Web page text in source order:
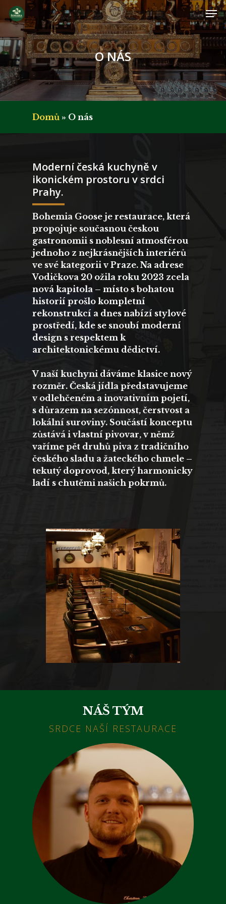
Skip
to
main
content
O NÁS
Domů » O nás
Moderní česká kuchyně v
ikonickém prostoru v srdci
Prahy.
Bohemia Goose je restaurace, která
propojuje současnou českou
gastronomii s noblesní atmosférou
jednoho z nejkrásnějších interiérů
ve své kategorii v Praze. Na adrese
Vodičkova 20 ožila roku 2023 zcela
nová kapitola – místo s bohatou
historií prošlo kompletní
rekonstrukcí a dnes nabízí stylové
prostředí, kde se snoubí moderní
design s respektem k
architektonickému dědictví.
V naší kuchyni dáváme klasice nový
rozměr. Česká jídla představujeme
v odlehčeném a inovativním pojetí,
s důrazem na sezónnost, čerstvost a
lokální suroviny. Součástí konceptu
zůstává i vlastní pivovar, v němž
vaříme pět druhů piva z tradičního
českého sladu a žateckého chmele –
tekutý doprovod, který harmonicky
ladí s chutěmi našich pokrmů.
NÁŠ TÝM
SRDCE NAŠÍ RESTAURACE
Close